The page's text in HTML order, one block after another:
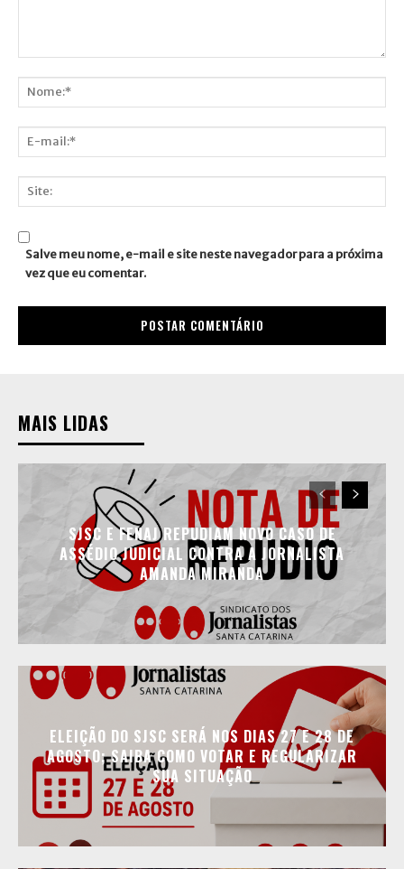
mail:*
Salve meu nome, e-mail e site neste navegador para a próxima
vez que eu comentar.
MAIS LIDAS
SJSC E FENAJ REPUDIAM NOVO CASO DE
ASSÉDIO JUDICIAL CONTRA A JORNALISTA
AMANDA MIRANDA
ELEIÇÃO DO SJSC SERÁ NOS DIAS 27 E 28 DE
AGOSTO; SAIBA COMO VOTAR E REGULARIZAR
SUA SITUAÇÃO